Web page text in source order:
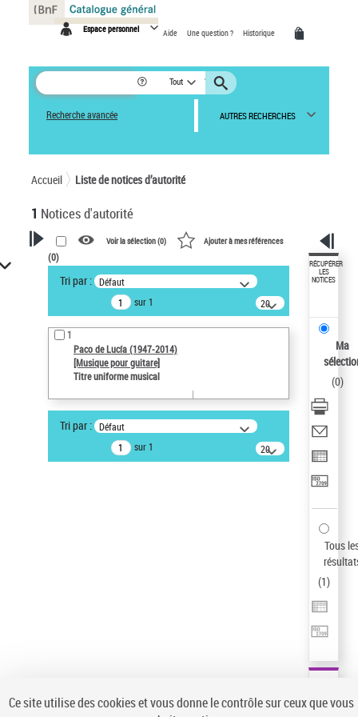
Espace personnel Aide Une question ? Historique
Tout
Recherche avancée AUTRES RECHERCHES
Accueil Liste de notices d’autorité
1 Notices d'autorité
VOTRE RECHERCHE
Recherche avancée dans les
notices d’autorité
Œuvres liées à l'auteur :
Paco de Lucía (1947-2014)
Statut de la notice d’autorité
Type de notice d'autorité
Œuvre
Sauvegarder votre recherche
Voir la sélection (0) Ajouter à mes références
(0)
Tri par : Défaut
sur 1
20
résultats/page
1
Paco de Lucía (1947-2014)
[Musique pour guitare]
Titre uniforme musical
Tri par : Défaut
sur 1
20
résultats/page
RÉCUPÉRER
LES
NOTICES
Ma
(0)
Tous
(1)
Panneau de gestion des cookies
Ce site utilise des cookies et vous donne le contrôle sur ceux que vous